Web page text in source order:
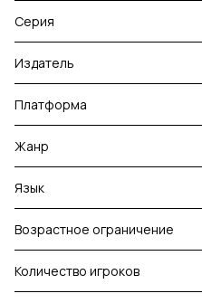
Серия
Издатель
Платформа
Жанр
Язык
Возрастное ограничение
Количество игроков